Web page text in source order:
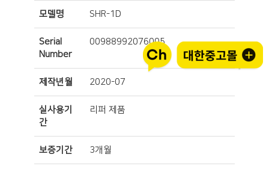
모델명 SHR-1D
Serial
Number
00988992076005
제작년월 2020-07
실사용기
간
리퍼 제품
보증기간 3개월